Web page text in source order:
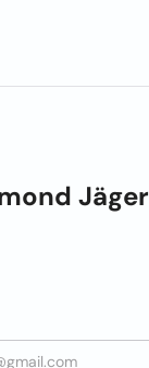
Jäger